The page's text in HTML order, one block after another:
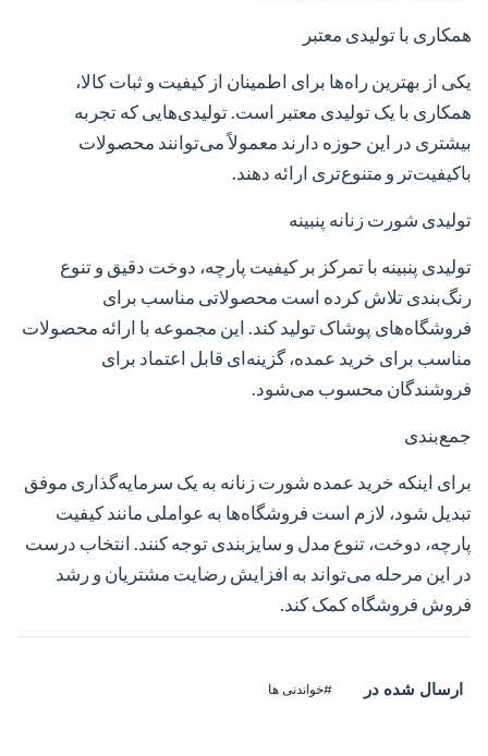
همکاری با تولیدی معتبر
یکی از بهترین راه‌ها برای اطمینان از کیفیت و ثبات کالا،
همکاری با یک تولیدی معتبر است. تولیدی‌هایی که تجربه
بیشتری در این حوزه دارند معمولاً می‌توانند محصولات
باکیفیت‌تر و متنوع‌تری ارائه دهند.
تولیدی شورت زنانه پنبینه
تولیدی پنبینه با تمرکز بر کیفیت پارچه، دوخت دقیق و تنوع
رنگ‌بندی تلاش کرده است محصولاتی مناسب برای
فروشگاه‌های پوشاک تولید کند. این مجموعه با ارائه محصولات
مناسب برای خرید عمده، گزینه‌ای قابل اعتماد برای
فروشندگان محسوب می‌شود.
جمع‌بندی
برای اینکه خرید عمده شورت زنانه به یک سرمایه‌گذاری موفق
تبدیل شود، لازم است فروشگاه‌ها به عواملی مانند کیفیت
پارچه، دوخت، تنوع مدل و سایزبندی توجه کنند. انتخاب درست
در این مرحله می‌تواند به افزایش رضایت مشتریان و رشد
فروش فروشگاه کمک کند.
ارسال شده در #خواندنی ها